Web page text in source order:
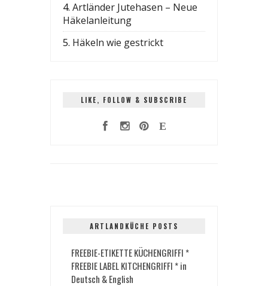
4. Artländer Jutehasen – Neue
Häkelanleitung
5. Häkeln wie gestrickt
LIKE, FOLLOW & SUBSCRIBE
ARTLANDKÜCHE POSTS
FREEBIE-ETIKETTE KÜCHENGRIFFI *
FREEBIE LABEL KITCHENGRIFFI * in
Deutsch & English